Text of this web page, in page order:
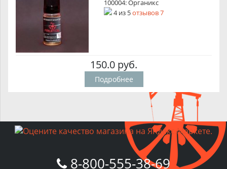
100004: Органикс
4из 5отзывов 7
150.0 руб.
Подробнее
8-800-555-38-69